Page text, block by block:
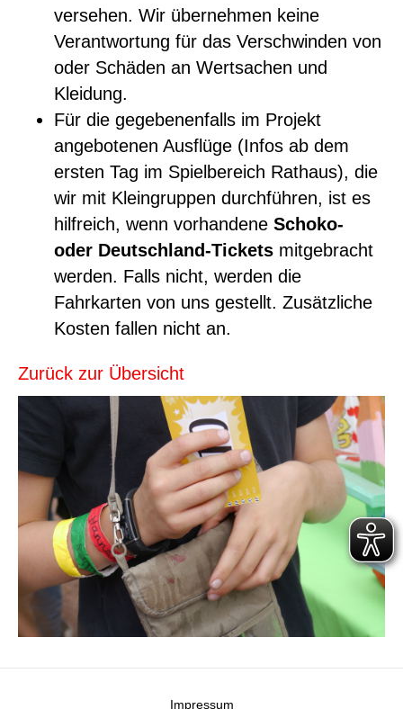
versehen. Wir übernehmen keine
Verantwortung für das Verschwinden von
oder Schäden an Wertsachen und
Kleidung.
Für die gegebenenfalls im Projekt
angebotenen Ausflüge (Infos ab dem
ersten Tag im Spielbereich Rathaus), die
wir mit Kleingruppen durchführen, ist es
hilfreich, wenn vorhandene Schoko-
oder Deutschland-Tickets mitgebracht
werden. Falls nicht, werden die
Fahrkarten von uns gestellt. Zusätzliche
Kosten fallen nicht an.
Zurück zur Übersicht
Impressum